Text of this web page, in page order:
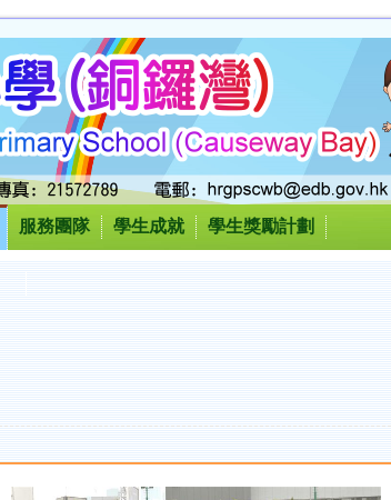
服務團隊 學生成就 學生獎勵計劃